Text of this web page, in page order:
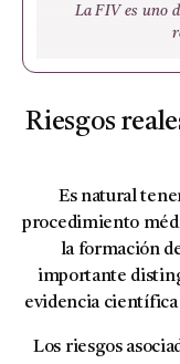
La FIV es uno
Riesgos
Es natural
procedimiento
la formación
importante
evidencia científica
Los riesgos